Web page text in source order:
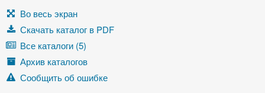
Во весь экран
Скачать каталог в PDF
Все каталоги (5)
Архив каталогов
Сообщить об ошибке